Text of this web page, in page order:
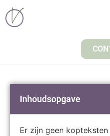
Inhoudsopgave
Er zijn geen